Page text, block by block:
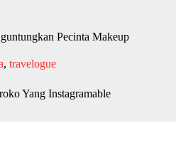
Pecinta Makeup
, travelogue
Yang Instagramable